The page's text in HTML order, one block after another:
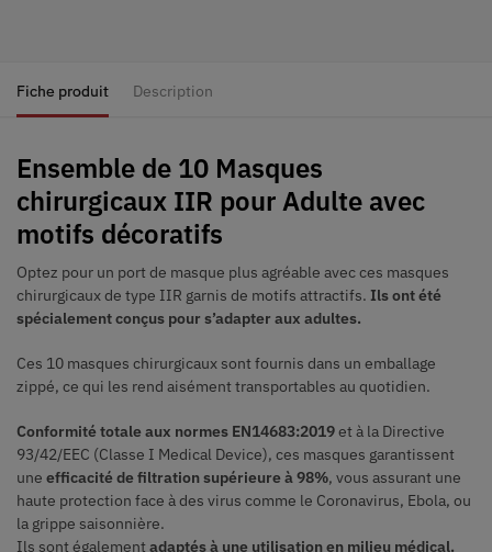
Fiche produit Description
Ensemble de 10 Masques
chirurgicaux IIR pour Adulte avec
motifs décoratifs
Optez pour un port de masque plus agréable avec ces masques
chirurgicaux de type IIR garnis de motifs attractifs. Ils ont été
spécialement conçus pour s’adapter aux adultes.
Ces 10 masques chirurgicaux sont fournis dans un emballage
zippé, ce qui les rend aisément transportables au quotidien.
Conformité totale aux normes EN14683:2019et à la Directive
93/42/EEC (Classe I Medical Device), ces masques garantissent
une efficacité de filtration supérieure à 98%, vous assurant une
haute protection face à des virus comme le Coronavirus, Ebola, ou
la grippe saisonnière.
Ils sont égalementadaptés à une utilisation en milieu médical.